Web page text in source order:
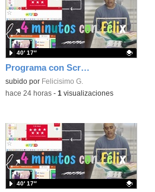
Programa con Scratch, 8 diferentes juegos para vivir la emoción de los partidos de España en el mundial 2026
Contenido educativo.
subido por Felicisimo G.
40′ 17″
-hace 24 horas- 1 visualizaciones
40′ 17″